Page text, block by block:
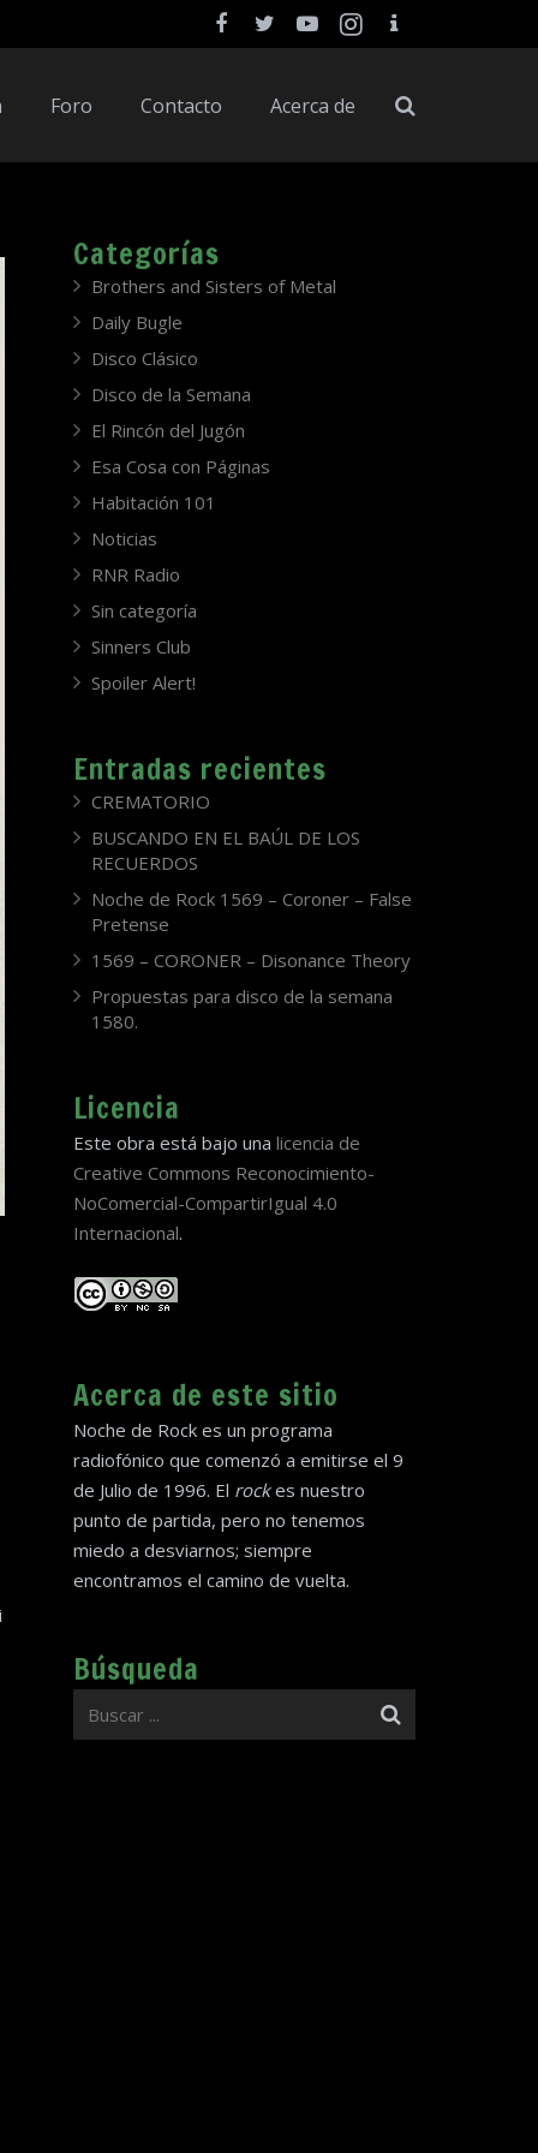
Foro Contacto Acerca de
Categorías
Brothers and Sisters of Metal
Daily Bugle
Disco Clásico
Disco de la Semana
El Rincón del Jugón
Esa Cosa con Páginas
Habitación 101
Noticias
RNR Radio
Sin categoría
Sinners Club
Spoiler Alert!
Entradas recientes
CREMATORIO
BUSCANDO EN EL BAÚL DE LOS
RECUERDOS
Noche de Rock 1569 – Coroner – False
Pretense
1569 – CORONER – Disonance Theory
Propuestas para disco de la semana
1580.
Licencia
Este obra está bajo una licencia de
Creative Commons Reconocimiento-
NoComercial-CompartirIgual 4.0
Internacional.
Acerca de este sitio
Noche de Rock es un programa
radiofónico que comenzó a emitirse el 9
de Julio de 1996. El rockes nuestro
punto de partida, pero no tenemos
miedo a desviarnos; siempre
encontramos el camino de vuelta.
Búsqueda